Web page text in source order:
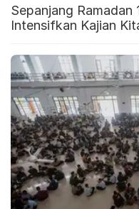
Sepanjang Ramadan
Intensifkan Kajian